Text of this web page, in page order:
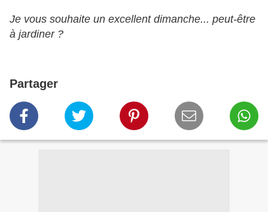
Je vous souhaite un excellent dimanche... peut-être
à jardiner ?
Partager